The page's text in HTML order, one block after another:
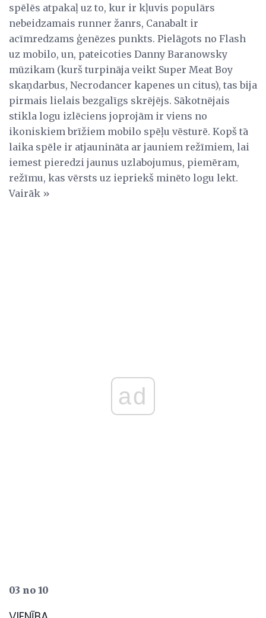
spēlēs atpakaļ uz to, kur ir kļuvis populārs
nebeidzamais runner žanrs, Canabalt ir
acīmredzams ģenēzes punkts. Pielāgots no Flash
uz mobilo, un, pateicoties Danny Baranowsky
mūzikam (kurš turpināja veikt Super Meat Boy
skaņdarbus, Necrodancer kapenes un citus), tas bija
pirmais lielais bezgalīgs skrējējs. Sākotnējais
stikla logu izlēciens joprojām ir viens no
ikoniskiem brīžiem mobilo spēļu vēsturē. Kopš tā
laika spēle ir atjaunināta ar jauniem režīmiem, lai
iemest pieredzi jaunus uzlabojumus, piemēram,
režīmu, kas vērsts uz iepriekš minēto logu lekt.
Vairāk »
ad
03 no 10